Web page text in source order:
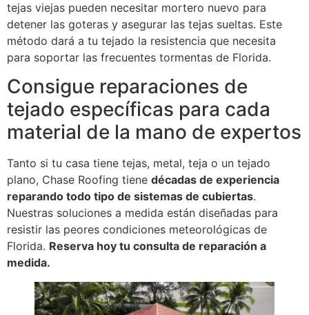
tejas viejas pueden necesitar mortero nuevo para
detener las goteras y asegurar las tejas sueltas. Este
método dará a tu tejado la resistencia que necesita
para soportar las frecuentes tormentas de Florida.
Consigue reparaciones de
tejado específicas para cada
material de la mano de expertos
Tanto si tu casa tiene tejas, metal, teja o un tejado
plano, Chase Roofing tiene décadas de experiencia
reparando todo tipo de sistemas de cubiertas.
Nuestras soluciones a medida están diseñadas para
resistir las peores condiciones meteorológicas de
Florida. Reserva hoy tu consulta de reparación a
medida.